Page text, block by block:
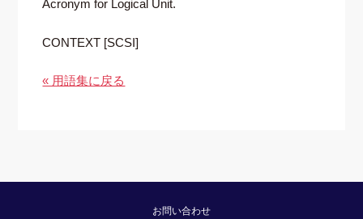
Acronym for Logical Unit.
CONTEXT [SCSI]
« 用語集に戻る
お問い合わせ